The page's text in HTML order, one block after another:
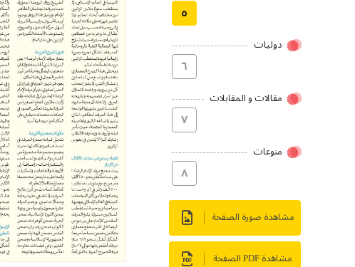
٥
دولیات
٦
مقالات و المقابلات
۷
منوعات
۸
مشاهدة صورة الصفحة
مشاهدة PDF الصفحة